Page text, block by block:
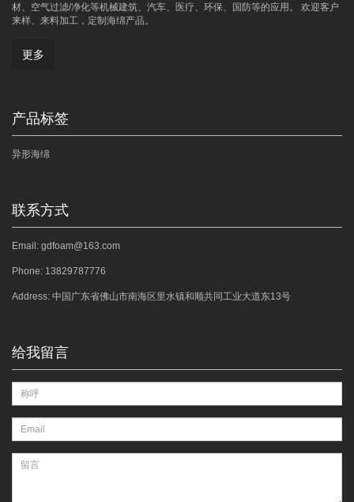
材、空气过滤/净化等机械建筑、汽车、医疗、环保、国防等的应用。 欢迎客户
来样、来料加工，定制海绵产品。
更多
产品标签
异形海绵
联系方式
Email: gdfoam@163.com
Phone: 13829787776
Address: 中国广东省佛山市南海区里水镇和顺共同工业大道东13号
给我留言